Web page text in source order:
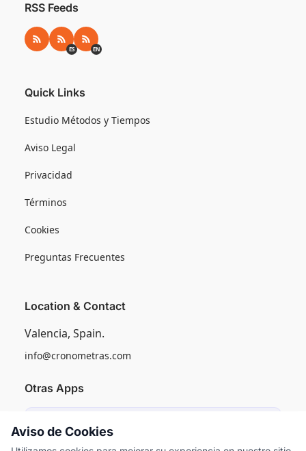
RSS Feeds
RSS RSS ES
ES RSS EN
EN
Quick Links
Estudio Métodos y Tiempos
Aviso Legal
Privacidad
Términos
Cookies
Preguntas Frecuentes
Location & Contact
Valencia, Spain.
info@cronometras.com
Otras Apps
Control de Producción Industrial
Aviso de Cookies